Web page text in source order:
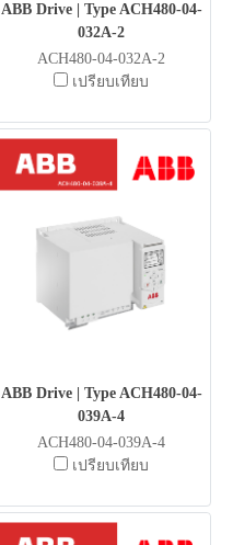
ABB Drive | Type ACH480-04-
032A-2
ACH480-04-032A-2
เปรียบเทียบ
ABB Drive | Type ACH480-04-
039A-4
ACH480-04-039A-4
เปรียบเทียบ